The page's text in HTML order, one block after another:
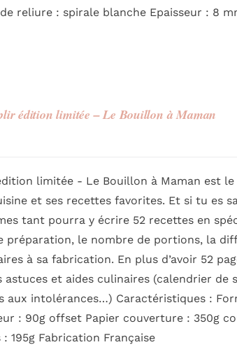
reliure : spirale blanche Epaisseur : 8
édition limitée – Le Bouillon à Maman
limitée - Le Bouillon à Maman est
et ses recettes favorites. Et si tu es
tant pourra y écrire 52 recettes en
préparation, le nombre de portions, la
à sa fabrication. En plus d’avoir 52
astuces et aides culinaires (calendrier
aux intolérances…) Caractéristiques :
: 90g offset Papier couverture : 350g
195g Fabrication Française